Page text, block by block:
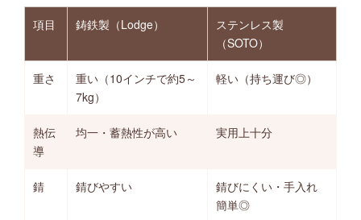
項目 鋳鉄製（Lodge）
ステンレス製
（SOTO）
重さ
重い（10インチで約5～
7kg）
軽い（持ち運び◎）
熱伝
導
均一・蓄熱性が高い 実用上十分
錆 錆びやすい
錆びにくい・手入れ
簡単◎